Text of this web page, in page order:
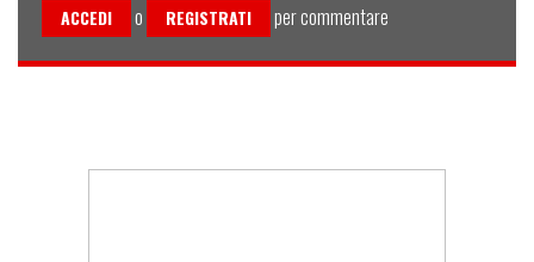
ACCEDI o REGISTRATI per commentare